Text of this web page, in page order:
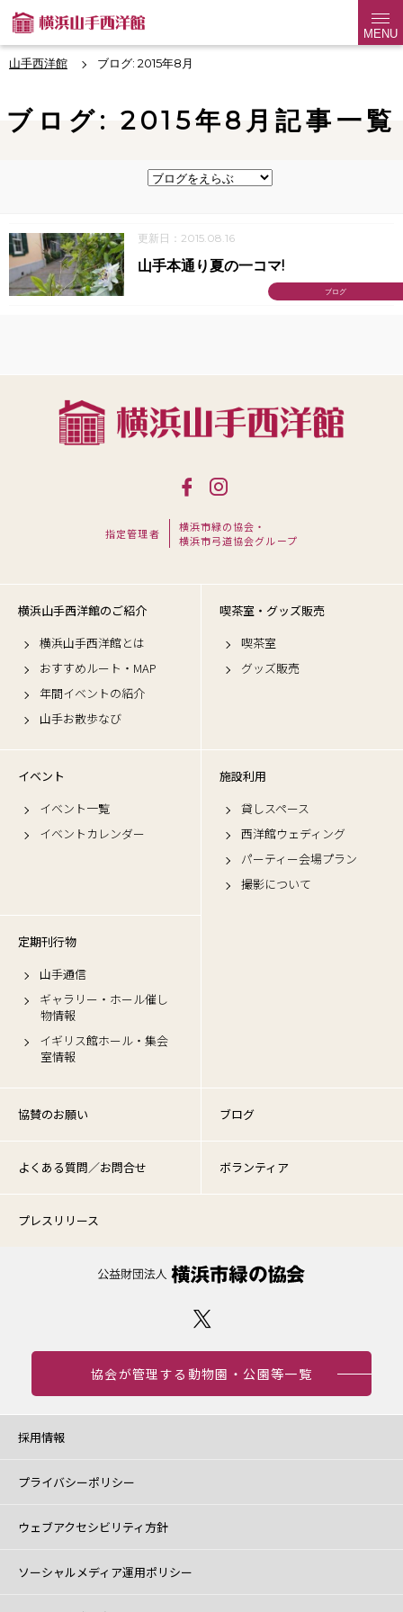
MENU
山手西洋館 ブログ: 2015年8月
ブログ: 2015年8月記事一覧
更新日：2015.08.16
ブログ
山手本通り夏の一コマ!
指定管理者
横浜市緑の協会・
横浜市弓道協会グループ
横浜山手西洋館のご紹介
横浜山手西洋館とは
おすすめルート・MAP
年間イベントの紹介
山手お散歩なび
喫茶室・グッズ販売
喫茶室
グッズ販売
イベント
イベント一覧
イベントカレンダー
施設利用
貸しスペース
西洋館ウェディング
パーティー会場プラン
撮影について
定期刊行物
山手通信
ギャラリー・ホール催し
物情報
イギリス館ホール・集会
室情報
協賛のお願い ブログ
よくある質問／お問合せ ボランティア
プレスリリース
協会が管理する動物園・公園等一覧
採用情報
プライバシーポリシー
ウェブアクセシビリティ方針
ソーシャルメディア運用ポリシー